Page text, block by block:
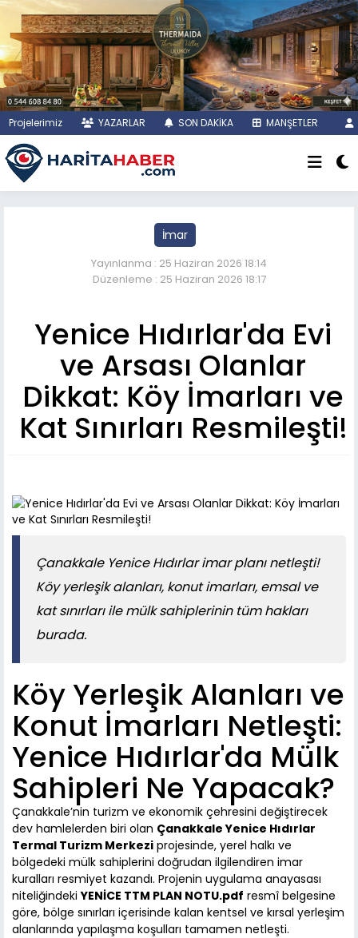
Projelerimiz YAZARLAR SON DAKİKA MANŞETLER
İmar
Yayınlanma : 25 Haziran 2026 18:14
Düzenleme : 25 Haziran 2026 18:17
Yenice Hıdırlar'da Evi
ve Arsası Olanlar
Dikkat: Köy İmarları ve
Kat Sınırları Resmileşti!
Çanakkale Yenice Hıdırlar imar planı netleşti!
Köy yerleşik alanları, konut imarları, emsal ve
kat sınırları ile mülk sahiplerinin tüm hakları
burada.
Köy Yerleşik Alanları ve
Konut İmarları Netleşti:
Yenice Hıdırlar'da Mülk
Sahipleri Ne Yapacak?
Çanakkale’nin turizm ve ekonomik çehresini değiştirecek
dev hamlelerden biri olan Çanakkale Yenice Hıdırlar
Termal Turizm Merkezi projesinde, yerel halkı ve
bölgedeki mülk sahiplerini doğrudan ilgilendiren imar
kuralları resmiyet kazandı. Projenin uygulama anayasası
niteliğindekiYENİCE TTM PLAN NOTU.pdf resmî belgesine
göre, bölge sınırları içerisinde kalan kentsel ve kırsal yerleşim
alanlarında yapılaşma koşulları tamamen netleşti.